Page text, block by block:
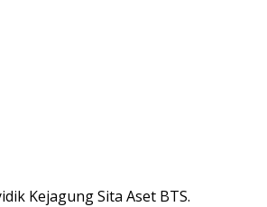
Kejagung Sita Aset BTS.